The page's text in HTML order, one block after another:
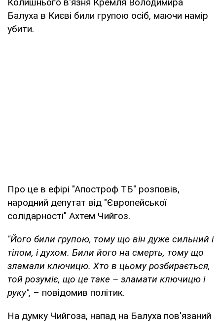
Балуха в Києві били групою осіб, маючи намір
убити.
Про це в ефірі "Апостроф ТБ" розповів,
народний депутат від "Європейської
солідарності" Ахтем Чийгоз.
"Його били групою, тому що він дуже сильний і
тілом, і духом. Били його на смерть, тому що
зламали ключицю. Хто в цьому розбирається,
той розуміє, що це таке – зламати ключицю і
руку", – повідомив політик.
На думку Чийгоза, напад на Балуха пов'язаний